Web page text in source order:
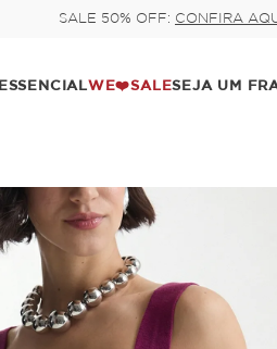
Pague no pix com 5% de desconto,
ESSENCIALWE❤️SALESEJA UM